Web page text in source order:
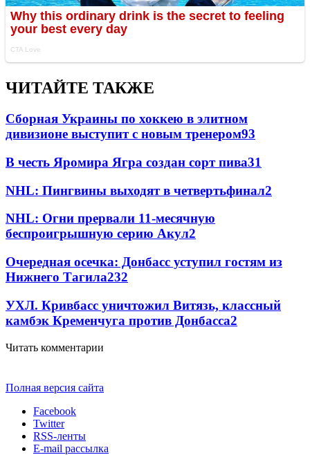
ЧИТАЙТЕ ТАКЖЕ
Сборная Украины по хоккею в элитном
дивизионе выступит с новым тренером93
В честь Яромира Ягра создан сорт пива31
NHL: Пингвины выходят в четвертьфинал2
NHL: Огни прервали 11-месячную
беспроигрышную серию Акул2
Очередная осечка: Донбасс уступил гостям из
Нижнего Тагила232
УХЛ. Кривбасс уничтожил Витязь, классный
камбэк Кременчуга против Донбасса2
Читать комментарии
Полная версия сайта
Facebook
Twitter
RSS-ленты
E-mail рассылка